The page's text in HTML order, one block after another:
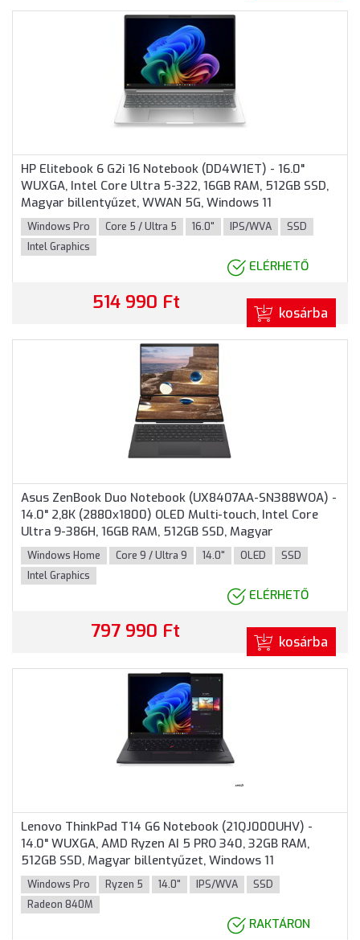
HP Elitebook 6 G2i 16 Notebook (DD4W1ET) - 16.0"
WUXGA, Intel Core Ultra 5-322, 16GB RAM, 512GB SSD,
Magyar billentyűzet, WWAN 5G, Windows 11
Professional, 3 év garancia, Ezüst színben
Windows Pro Core 5 / Ultra 5 16.0" IPS/WVA
SSD
Intel Graphics
ELÉRHETŐ
514 990 Ft kosárba
Asus ZenBook Duo Notebook (UX8407AA-SN388WOA) -
14.0" 2,8K (2880x1800) OLED Multi-touch, Intel Core
Ultra 9-386H, 16GB RAM, 512GB SSD, Magyar
billentyűzet, Windows 11 Home, hálózati adapter nélkül,
3 év garancia, Szürke színben
Windows Home Core 9 / Ultra 9 14.0" OLED
SSD
Intel Graphics
ELÉRHETŐ
797 990 Ft kosárba
Lenovo ThinkPad T14 G6 Notebook (21QJ000UHV) -
14.0" WUXGA, AMD Ryzen AI 5 PRO 340, 32GB RAM,
512GB SSD, Magyar billentyűzet, Windows 11
Professional, 3 év garancia, Fekete színben
Windows Pro Ryzen 5 14.0" IPS/WVA
SSD
Radeon 840M
RAKTÁRON